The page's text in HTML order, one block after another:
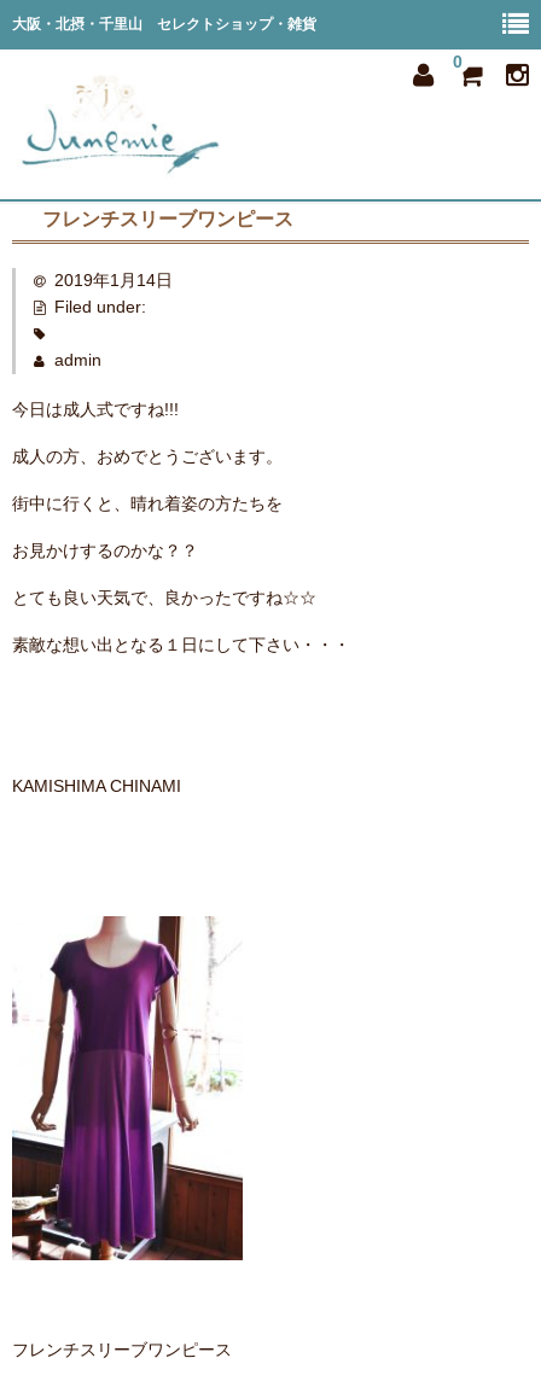
大阪・北摂・千里山 セレクトショップ・雑貨
0
all item
member
blog
contact
フレンチスリーブワンピース
2019年1月14日
Filed under:
admin
今日は成人式ですね!!!
成人の方、おめでとうございます。
街中に行くと、晴れ着姿の方たちを
お見かけするのかな？？
とても良い天気で、良かったですね☆☆
素敵な想い出となる１日にして下さい・・・
KAMISHIMA CHINAMI
フレンチスリーブワンピース